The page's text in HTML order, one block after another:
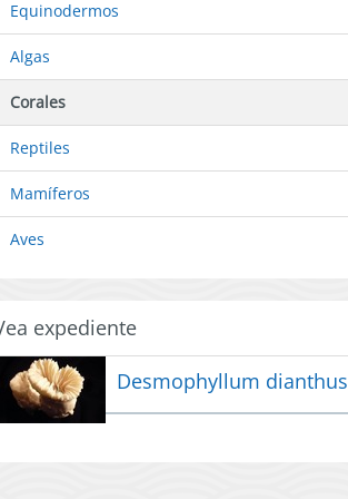
Equinodermos
Algas
Corales
Reptiles
Mamíferos
Aves
expediente
Desmophyllum dianthus